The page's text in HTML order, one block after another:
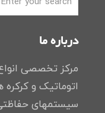
درباره ما
مرکز تخصصی
اتوماتیک و کرکره
سیستمهای